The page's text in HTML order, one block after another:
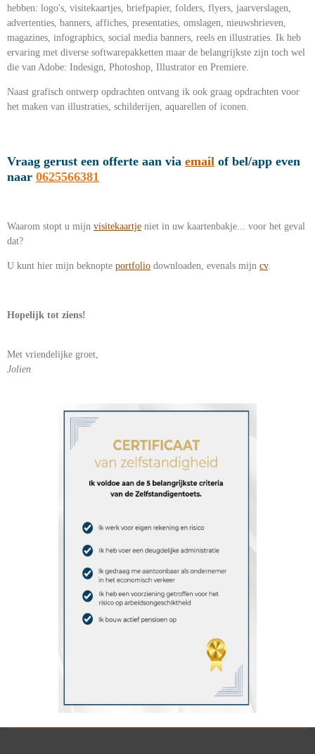
hebben: logo's, visitekaartjes, briefpapier, folders, flyers, jaarverslagen,
advertenties, banners, affiches, presentaties, omslagen, nieuwsbrieven,
magazines, infographics, social media banners, reels en illustraties. Ik heb
ervaring met diverse softwarepakketten maar de belangrijkste zijn toch wel
die van Adobe: Indesign, Photoshop, Illustrator en Premiere.
Naast grafisch ontwerp opdrachten ontvang ik ook graag opdrachten voor
het maken van illustraties, schilderijen, aquarellen of iconen.
Vraag gerust een offerte aan via email of bel/app even
naar 0625566381
Waarom stopt u mijn visitekaartje niet in uw kaartenbakje... voor het geval
dat?
U kunt hier mijn beknopte portfolio downloaden, evenals mijn cv.
Hopelijk tot ziens!
Met vriendelijke groet,
Jolien